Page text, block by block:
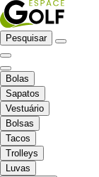
Pesquisar
Bolas
Sapatos
Vestuário
Bolsas
Tacos
Trolleys
Luvas